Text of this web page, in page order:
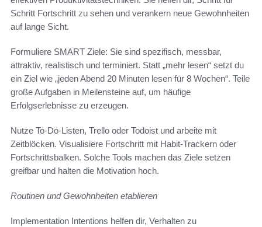
Schritt Fortschritt zu sehen und verankern neue Gewohnheiten
auf lange Sicht.
Formuliere SMART Ziele: Sie sind spezifisch, messbar,
attraktiv, realistisch und terminiert. Statt „mehr lesen“ setzt du
ein Ziel wie „jeden Abend 20 Minuten lesen für 8 Wochen“. Teile
große Aufgaben in Meilensteine auf, um häufige
Erfolgserlebnisse zu erzeugen.
Nutze To‑Do-Listen, Trello oder Todoist und arbeite mit
Zeitblöcken. Visualisiere Fortschritt mit Habit-Trackern oder
Fortschrittsbalken. Solche Tools machen das Ziele setzen
greifbar und halten die Motivation hoch.
Routinen und Gewohnheiten etablieren
Implementation Intentions helfen dir, Verhalten zu